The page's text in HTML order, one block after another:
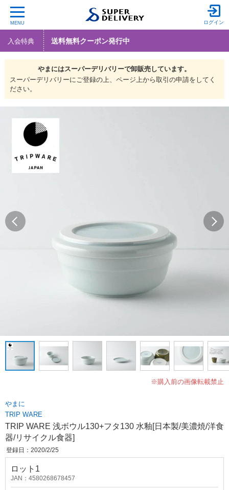
MENU ログイン
入会特典 送料無料クーポン発行中
やまにはスーパーデリバリーで卸販売しています。
スーパーデリバリーにご登録の上、ページ上から取引の申請をしてく
ださい。
※購入前の画像転載禁止
やまに
TRIP WARE
TRIP WARE 浅ボウル130+フタ130 水釉[日本製/美濃焼/洋食
器/リサイクル食器]
登録日：2020/2/25
ロット1
JAN：4580268678457